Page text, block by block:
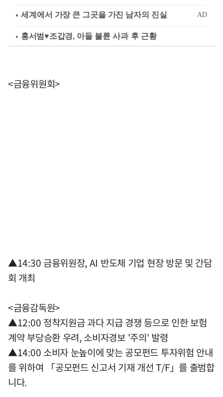
홍서범♥조갑경, 아들 불륜 사과 후 근황
<금융위원회>
▲14:30 금융위원장, AI 반도체 기업 현장 방문 및 간담
회 개최
<금융감독원>
▲12:00 정착지원금 과다 지급 경쟁 등으로 인한 보험
계약 부당승환 우려, 소비자경보 '주의' 발령
▲14:00 소비자 눈높이에 맞는 공모펀드 투자위험 안내
를 위하여 「공모펀드 신고서 기재 개선 T/F」를 출범합
니다.